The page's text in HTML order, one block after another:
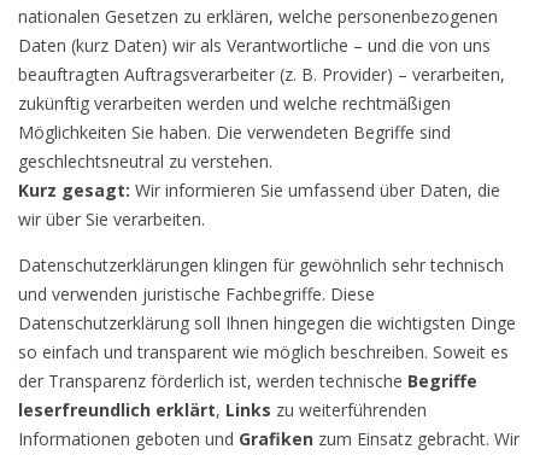
nationalen Gesetzen zu erklären, welche personenbezogenen
Daten (kurz Daten) wir als Verantwortliche – und die von uns
beauftragten Auftragsverarbeiter (z. B. Provider) – verarbeiten,
zukünftig verarbeiten werden und welche rechtmäßigen
Möglichkeiten Sie haben. Die verwendeten Begriffe sind
geschlechtsneutral zu verstehen.
Kurz gesagt: Wir informieren Sie umfassend über Daten, die
wir über Sie verarbeiten.
Datenschutzerklärungen klingen für gewöhnlich sehr technisch
und verwenden juristische Fachbegriffe. Diese
Datenschutzerklärung soll Ihnen hingegen die wichtigsten Dinge
so einfach und transparent wie möglich beschreiben. Soweit es
der Transparenz förderlich ist, werden technische Begriffe
leserfreundlich erklärt, Links zu weiterführenden
Informationen geboten und Grafiken zum Einsatz gebracht. Wir